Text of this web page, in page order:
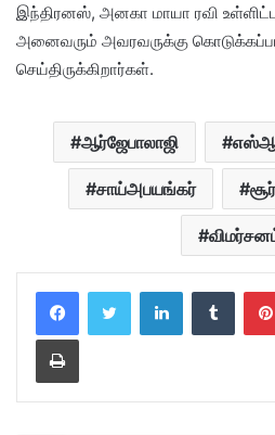
இந்திரனஸ், அனகா மாயா ரவி
அனைவரும் அவரவருக்கு
செய்திருக்கிறார்கள்.
ஆர்ஜேபாலாஜி
சாய்அபயங்கர்
LinkedIn
Print